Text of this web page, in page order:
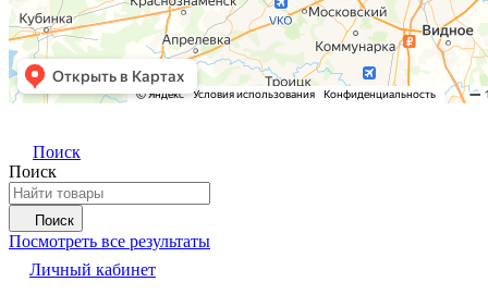
Поиск
Поиск
Поиск
Посмотреть все результаты
Личный кабинет